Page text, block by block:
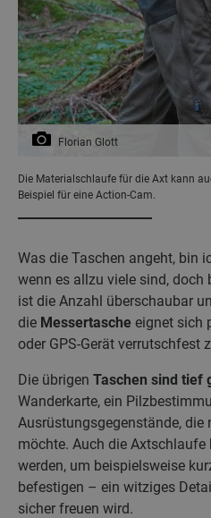
Florian Glott
Die Materialschlaufe für die Axt kann
Beispiel für eine Action-Cam.
Was die Taschen angeht, bin
wenn es allzu viele sind, doch
ist die Anzahl überschaubar
die Messertasche eignet sich
oder GPS-Gerät verrutschfest
Die übrigen Taschen sind tief
Wanderkarte, ein
Ausrüstungsgegenstände,
möchte. Auch die
werden, um beispielsweise
befestigen – ein witziges
sicher freuen wird.